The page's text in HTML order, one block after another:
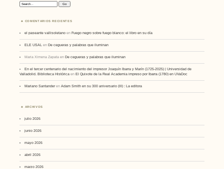
Search:
COMENTARIOS RECIENTES
el paseante vallisoletano enFuego negro sobre fuego blanco: el libro en su día
ELE USAL enDe cegueras y palabras que iluminan
Maria Ximena Zapata enDe cegueras y palabras que iluminan
En el tercer centenario del nacimiento del impresor Joaquín Ibarra y Marín (1725-2025) | Universidad de
Valladolid. Biblioteca Histórica enEl Quixote de la Real Academia impreso por Ibarra (1780) en UVaDoc
Mariano SantanderenAdam Smith en su 300 aniversario (III) : La editora
ARCHIVOS
julio 2026
junio 2026
mayo 2026
abril 2026
marzo 2026